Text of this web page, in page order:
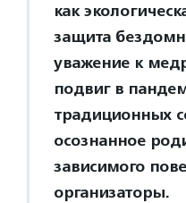
как
защита
уважение к
подвиг в
традиционных
осознанное
зависимого
организаторы.